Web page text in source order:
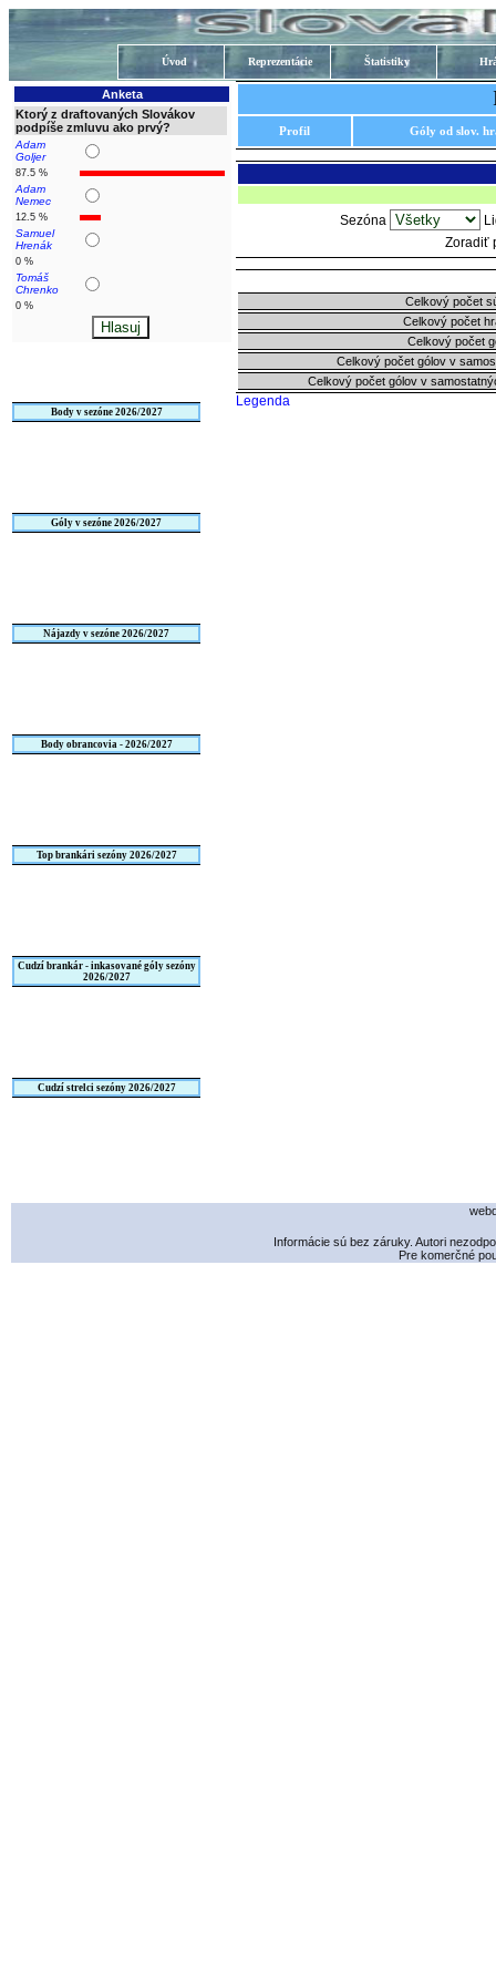
Úvod Reprezentácie Štatistiky
Anketa
Ktorý z draftovaných Slovákov
podpíše zmluvu ako prvý?
Adam
Goljer
87.5 %
Adam
Nemec
12.5 %
Samuel
Hrenák
0 %
Tomáš
Chrenko
0 %
Body v sezóne 2026/2027
Góly v sezóne 2026/2027
Nájazdy v sezóne 2026/2027
Body obrancovia - 2026/2027
Top brankári sezóny 2026/2027
Cudzí brankár - inkasované góly sezóny
2026/2027
Cudzí strelci sezóny 2026/2027
Profil Góly od slov.
Sezóna
Zoradiť
Celkový počet
Celkový počet
Celkový počet
Celkový počet gólov v
Celkový počet gólov v
Legenda
Informácie sú bez záruky. Autori
Pre komerčné